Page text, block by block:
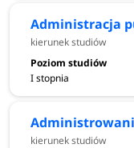
Administracja
kierunek studiów
I stopnia
kierunek studiów